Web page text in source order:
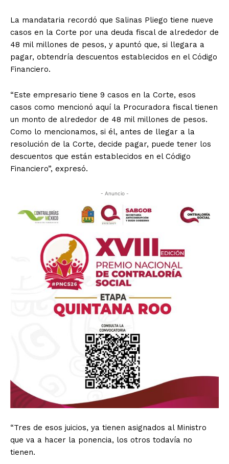
La mandataria recordó que Salinas Pliego tiene nueve
casos en la Corte por una deuda fiscal de alrededor de
48 mil millones de pesos, y apuntó que, si llegara a
pagar, obtendría descuentos establecidos en el Código
Financiero.
“Este empresario tiene 9 casos en la Corte, esos
casos como mencionó aquí la Procuradora fiscal tienen
un monto de alrededor de 48 mil millones de pesos.
Como lo mencionamos, si él, antes de llegar a la
resolución de la Corte, decide pagar, puede tener los
descuentos que están establecidos en el Código
Financiero”, expresó.
- Anuncio -
“Tres de esos juicios, ya tienen asignados al Ministro
que va a hacer la ponencia, los otros todavía no
tienen.